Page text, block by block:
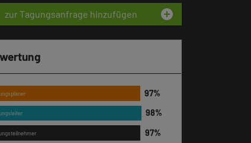
zur Tagungsanfrage hinzufügen add_circle